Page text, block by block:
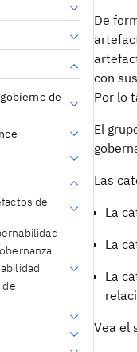
de
de
de
De
con
Por lo
El
Las
La
La
La
Vea el